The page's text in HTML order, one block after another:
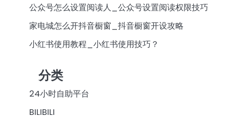
公众号怎么设置阅读人_公众号设置阅读权限技巧
家电城怎么开抖音橱窗_抖音橱窗开设攻略
小红书使用教程_小红书使用技巧？
分类
24小时自助平台
BILIBILI